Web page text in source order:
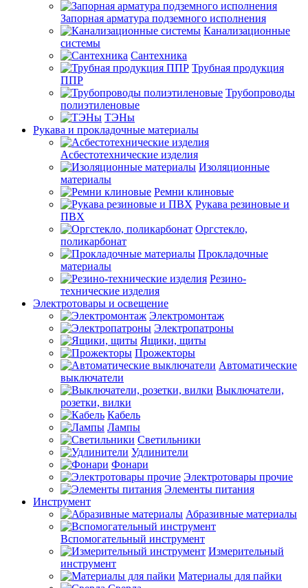
Запорная арматура подземного исполнения
Канализационные
системы
Сантехника
Трубная продукция
ППР
Трубопроводы
полиэтиленовые
ТЭНы
Рукава и прокладочные материалы
Асбестотехнические изделия
Изоляционные
материалы
Ремни клиновые
Рукава резиновые и
ПВХ
Оргстекло,
поликарбонат
Прокладочные
материалы
Резино-
технические изделия
Электротовары и освещение
Электромонтаж
Электропатроны
Ящики, щиты
Прожекторы
Автоматические
выключатели
Выключатели,
розетки, вилки
Кабель
Лампы
Светильники
Удлинители
Фонари
Электротовары прочие
Элементы питания
Инструмент
Абразивные материалы
Вспомогательный инструмент
Измерительный
инструмент
Материалы для пайки